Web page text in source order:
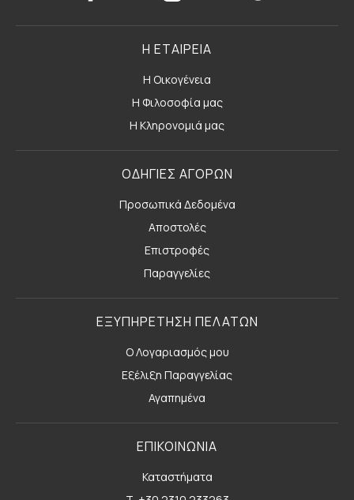
Η ΕΤΑΙΡΕΙΑ
Η Οικογένεια
Η Φιλοσοφία μας
Η Κληρονομιά μας
ΟΔΗΓΙΕΣ ΑΓΟΡΩΝ
Προσωπικά Δεδομένα
Αποστολές
Επιστροφές
Παραγγελίες
ΕΞΥΠΗΡΕΤΗΣΗ ΠΕΛΑΤΩΝ
Ο Λογαριασμός μου
Εξέλιξη Παραγγελίας
Αγαπημένα
ΕΠΙΚΟΙΝΩΝΙΑ
Καταστήματα